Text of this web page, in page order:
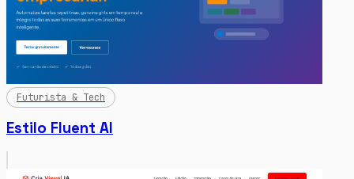
Futurista & Tech
Estilo Fluent AI